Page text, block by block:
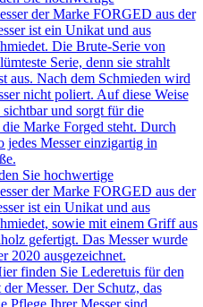
der Marke FORGED aus der
ist ein Unikat und aus
Die Brute-Serie von
Serie, denn sie strahlt
aus. Nach dem Schmieden wird
nicht poliert. Auf diese Weise
und sorgt für die
Marke Forged steht. Durch
jedes Messer einzigartig in
Sie hochwertige
der Marke FORGED aus der
ist ein Unikat und aus
sowie mit einem Griff aus
gefertigt. Das Messer wurde
2020 ausgezeichnet.
finden Sie Lederetuis für den
Messer. Der Schutz, das
Pflege Ihrer Messer sind